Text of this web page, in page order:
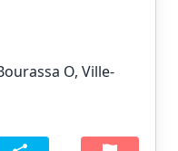
O, Ville-